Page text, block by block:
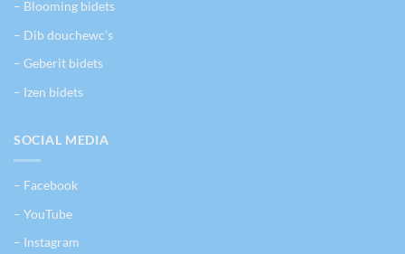
gekozen
op
– Blooming bidets
– Dib douchewc’s
– Geberit bidets
– Izen bidets
SOCIAL MEDIA
– Facebook
– YouTube
– Instagram